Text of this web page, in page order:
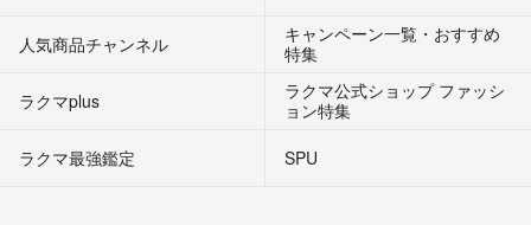
人気商品チャンネル
キャンペーン一覧・おすすめ
特集
ラクマplus
ラクマ公式ショップ ファッシ
ョン特集
ラクマ最強鑑定
SPU